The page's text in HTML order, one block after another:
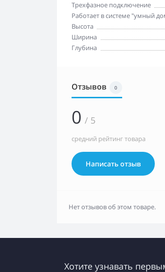
Трехфазное подключение
Работает в системе "умный
Высота
Ширина
Глубина
Отзывов 0
0 / 5
средний рейтинг товара
Написать отзыв
Нет отзывов об этом товаре.
Хотите узнавать